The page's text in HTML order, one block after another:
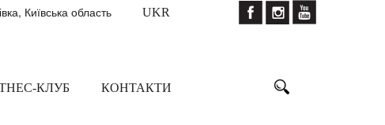
Київська область UKR
КЛУБ КОНТАКТИ